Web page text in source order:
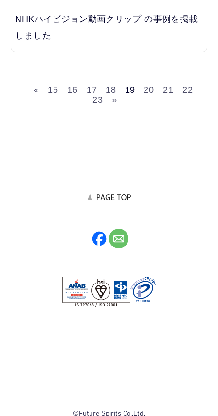
NHKハイビジョン動画クリップ の事例を掲載
しました
« 15 16 17 18 19 20 21
22
23
»
©Future Spirits Co.,Ltd.